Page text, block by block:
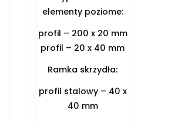
elementy poziome:
profil – 200 x 20 mm
profil – 20 x 40 mm
Ramka skrzydła:
profil stalowy – 40 x
40 mm